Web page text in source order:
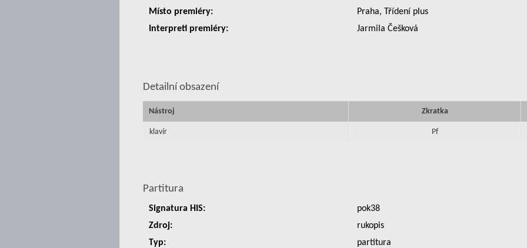
Místo premiéry:
Praha, Třídení plus
Interpreti premiéry:
Jarmila Češková
Detailní obsazení
Nástroj Zkratka
klavír Pf
Partitura
Signatura HIS:
pok38
Zdroj:
rukopis
Typ:
partitura